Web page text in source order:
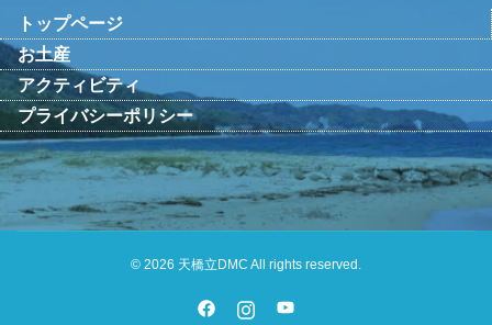
トップページ
お土産
アクティビティ
プライバシーポリシー
© 2026 天橋立DMC All rights reserved.